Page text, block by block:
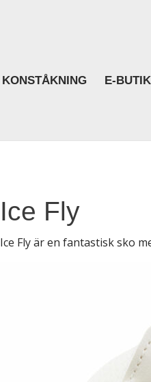
KONSTÅKNING E-BUTIK
Ice Fly
Ice Fly är en fantastisk sko